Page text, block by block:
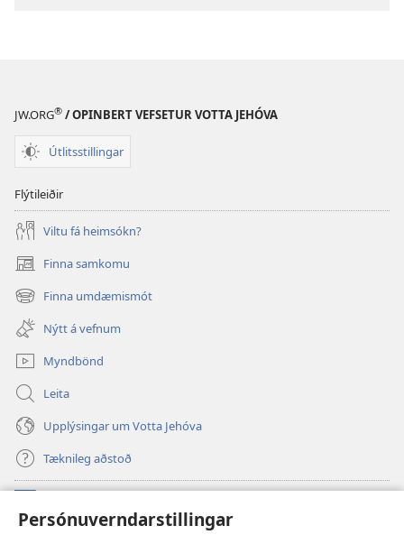
Persónuverndarstillingar
JW.ORG® / OPINBERT VEFSETUR VOTTA JEHÓVA
Útlitsstillingar
Flýtileiðir
Viltu fá heimsókn?
Finna samkomu
(opnast
í
nýjum
glugga)
Finna umdæmismót
(opnast
nýjum
glugga)
Nýtt á vefnum
Myndbönd
Leita
Upplýsingar um Votta Jehóva
Tæknileg aðstoð
(opnast